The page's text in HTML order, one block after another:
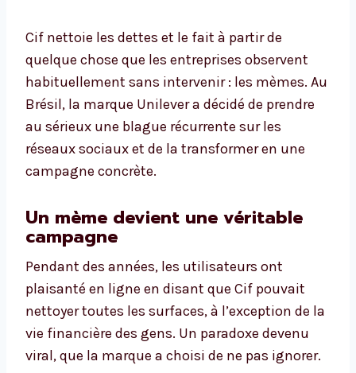
Cif nettoie les dettes et le fait à partir de
quelque chose que les entreprises observent
habituellement sans intervenir : les mèmes. Au
Brésil, la marque Unilever a décidé de prendre
au sérieux une blague récurrente sur les
réseaux sociaux et de la transformer en une
campagne concrète.
Un mème devient une véritable
campagne
Pendant des années, les utilisateurs ont
plaisanté en ligne en disant que Cif pouvait
nettoyer toutes les surfaces, à l’exception de la
vie financière des gens. Un paradoxe devenu
viral, que la marque a choisi de ne pas ignorer.